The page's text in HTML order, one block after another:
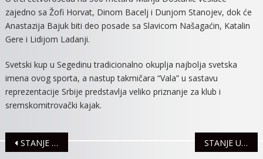
zajedno sa Žofi Horvat, Dinom Bacelj i Dunjom Stanojev, dok će
Anastazija Bajuk biti deo posade sa Slavicom Našagaćin, Katalin
Gere i Lidijom Ladanji.
Svetski kup u Segedinu tradicionalno okuplja najbolja svetska
imena ovog sporta, a nastup takmičara “Vala” u sastavu
reprezentacije Srbije predstavlja veliko priznanje za klub i
sremskomitrovački kajak.
Navigacija
STANJE U SAOBRAĆAJU STANJE U SAOBRAĆAJU